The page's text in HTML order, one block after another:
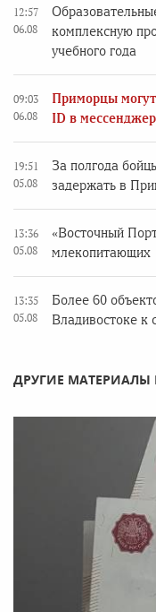
12:57
06.08
комплексную
учебного года
09:03
06.08
Приморцы
ID в
19:51
05.08
За полгода
задержать в
13:36
05.08
«Восточный
млекопитающих
13:35
05.08
Более 60
Владивостоке к
ДРУГИЕ